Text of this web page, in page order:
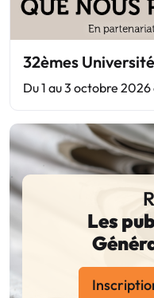
32èmes
Du 1 au 3 octobre 2026
Les